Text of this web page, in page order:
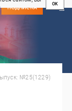
OK
ПОДПИСКА
№25(1229)